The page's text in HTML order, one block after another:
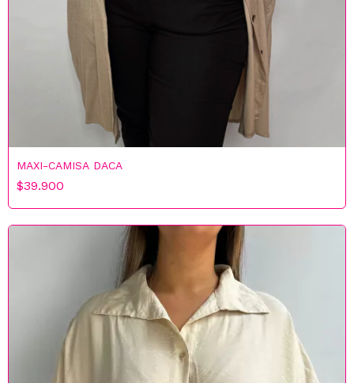
MAXI-CAMISA DACA
$39.900